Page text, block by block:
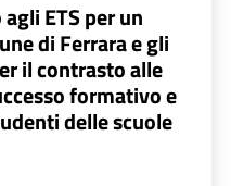
ETS per un
di Ferrara e gli
il contrasto alle
formativo e
delle scuole